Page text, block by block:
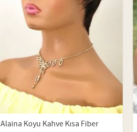
Alaina Koyu Kahve Kısa Fiber